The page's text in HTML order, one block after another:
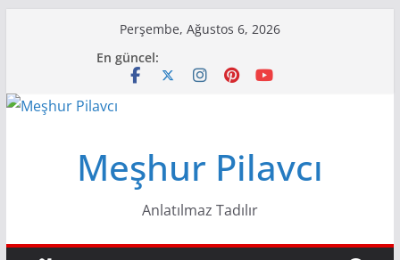
Perşembe, Ağustos 6, 2026
En güncel:
Meşhur Pilavcı
Anlatılmaz Tadılır